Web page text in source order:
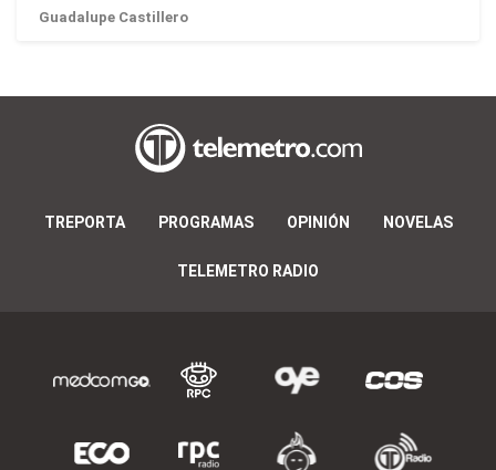
Guadalupe Castillero
TREPORTA PROGRAMAS OPINIÓN NOVELAS
TELEMETRO RADIO